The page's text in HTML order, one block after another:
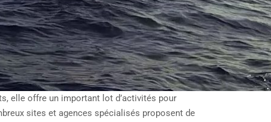
elle offre un important lot d’activités pour
sites et agences spécialisés proposent de